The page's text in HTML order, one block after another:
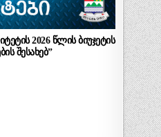
2026 წლის ბიუჯეტის
შესახებ”